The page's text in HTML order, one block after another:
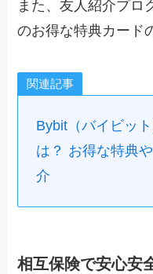
また、友人紹介プロ
のお得な特典カード
関連記事
Bybit（バイビッ
は？ お得な特典
介
相互保険で安心安